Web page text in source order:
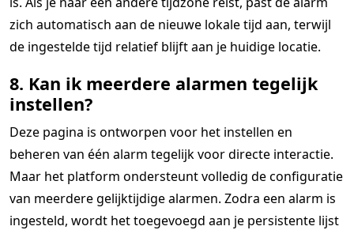
zich automatisch aan de nieuwe lokale tijd aan, terwijl
de ingestelde tijd relatief blijft aan je huidige locatie.
8. Kan ik meerdere alarmen tegelijk
instellen?
Deze pagina is ontworpen voor het instellen en
beheren van één alarm tegelijk voor directe interactie.
Maar het platform ondersteunt volledig de configuratie
van meerdere gelijktijdige alarmen. Zodra een alarm is
ingesteld, wordt het toegevoegd aan je persistente lijst